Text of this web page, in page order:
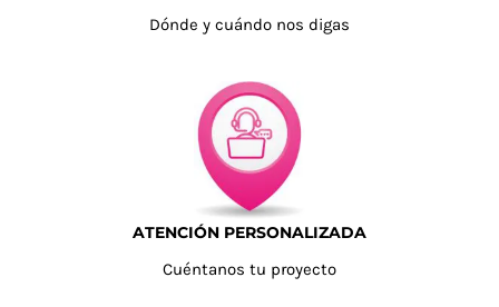
Dónde y cuándo nos digas
ATENCIÓN PERSONALIZADA
Cuéntanos tu proyecto